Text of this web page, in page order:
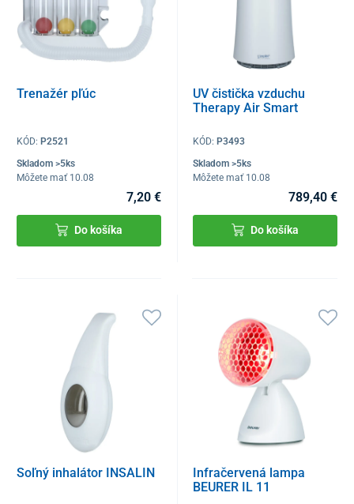
Trenažér pľúc
KÓD: P2521
Skladom >5ks
Môžete mať 10.08
7,20 €
Do košíka
UV čistička vzduchu
Therapy Air Smart
KÓD:P3493
Skladom >5ks
Môžete mať 10.08
789,40 €
Do košíka
Soľný inhalátor INSALIN
Infračervená lampa
BEURER IL 11